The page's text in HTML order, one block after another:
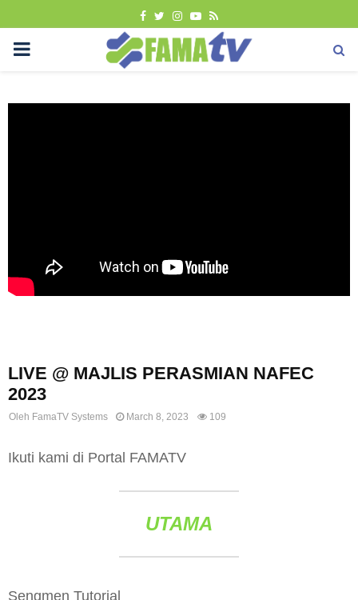
FACEBOOK
TWITTER
INSTAGRAM
YOUTUBE
RSS
PRIMARY
LIVE @ MAJLIS PERASMIAN NAFEC
2023
Oleh FamaTV Systems March 8, 2023 109
Ikuti kami di Portal FAMATV
UTAMA
Sengmen Tutorial